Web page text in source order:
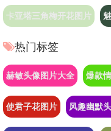
卡亚塔三角梅开花图片
热门标签
赫敏头像图片大全 爆款
使君子花图片 风趣幽默